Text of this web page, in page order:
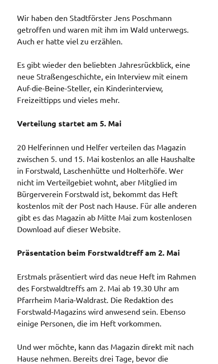
Wir haben den Stadtförster Jens Poschmann
getroffen und waren mit ihm im Wald unterwegs.
Auch er hatte viel zu erzählen.
Es gibt wieder den beliebten Jahresrückblick, eine
neue Straßengeschichte, ein Interview mit einem
Auf-die-Beine-Steller, ein Kinderinterview,
Freizeittipps und vieles mehr.
Verteilung startet am 5. Mai
20 Helferinnen und Helfer verteilen das Magazin
zwischen 5. und 15. Mai kostenlos an alle Haushalte
in Forstwald, Laschenhütte und Holterhöfe. Wer
nicht im Verteilgebiet wohnt, aber Mitglied im
Bürgerverein Forstwald ist, bekommt das Heft
kostenlos mit der Post nach Hause. Für alle anderen
gibt es das Magazin ab Mitte Mai zum kostenlosen
Download auf dieser Website.
Präsentation beim Forstwaldtreff am 2. Mai
Erstmals präsentiert wird das neue Heft im Rahmen
des Forstwaldtreffs am 2. Mai ab 19.30 Uhr am
Pfarrheim Maria-Waldrast. Die Redaktion des
Forstwald-Magazins wird anwesend sein. Ebenso
einige Personen, die im Heft vorkommen.
Und wer möchte, kann das Magazin direkt mit nach
Hause nehmen. Bereits drei Tage, bevor die